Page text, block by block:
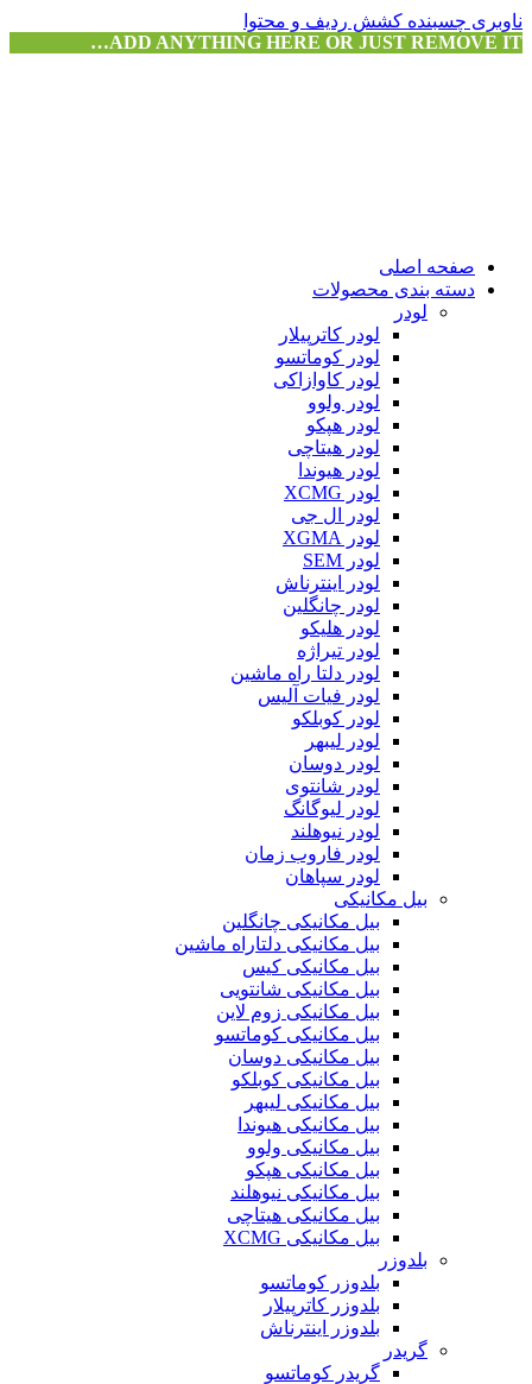
ناوبری چسبنده کشش ردیف و محتوا
ADD ANYTHING HERE OR JUST REMOVE IT…
صفحه اصلی
دسته بندی محصولات
لودر
لودر کاترپیلار
لودر کوماتسو
لودر کاوازاکی
لودر ولوو
لودر هپکو
لودر هیتاچی
لودر هیوندا
لودر XCMG
لودر ال جی
لودر XGMA
لودر SEM
لودر اینترناش
لودر چانگلین
لودر هلیکو
لودر تیراژه
لودر دلتا راه ماشین
لودر فیات آلیس
لودر کوبلکو
لودر لیبهر
لودر دوسان
لودر شانتوی
لودر لیوگانگ
لودر نیوهلند
لودر فاروب زمان
لودر سپاهان
بیل مکانیکی
بیل مکانیکی چانگلین
بیل مکانیکی دلتاراه ماشین
بیل مکانیکی کیس
بیل مکانیکی شانتویی
بیل مکانیکی زوم لاین
بیل مکانیکی کوماتسو
بیل مکانیکی دوسان
بیل مکانیکی کوبلکو
بیل مکانیکی لیبهر
بیل مکانیکی هیوندا
بیل مکانیکی ولوو
بیل مکانیکی هپکو
بیل مکانیکی نیوهلند
بیل مکانیکی هیتاچی
بیل مکانیکی XCMG
بلدوزر
بلدوزر کوماتسو
بلدوزر کاترپیلار
بلدوزر اینترناش
گریدر
گریدر کوماتسو